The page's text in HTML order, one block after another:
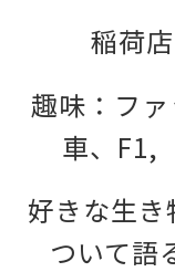
稲荷
趣味：ファ
車、F1,
好きな生
ついて語